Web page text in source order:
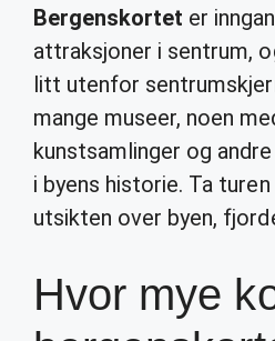
Bergenskortet er
attraksjoner i sentrum,
litt utenfor
mange museer, noen
kunstsamlinger og
i byens historie. Ta
utsikten over byen,
Hvor mye